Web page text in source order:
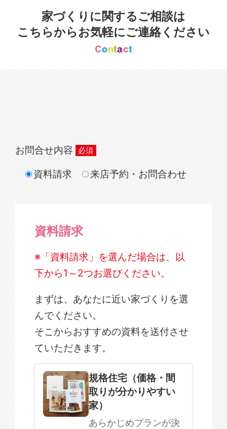
家づくりに関するご相談は
こちらからお気軽にご連絡ください
Contact
お問合せ内容
資料請求
来店予約・お問合わせ
資料請求
※「資料請求」を選んだ場合は、以
下から1～2つお選びください。
まずは、あなたに近い家づくりを選
んでください。
そこからおすすめの資料を送付させ
ていただきます。
規格住宅
注文住宅
SOWOOD
まだ何も決まっていない
規格住宅（価格・間
取りが分かりやすい
家）
あらかじめプランが決